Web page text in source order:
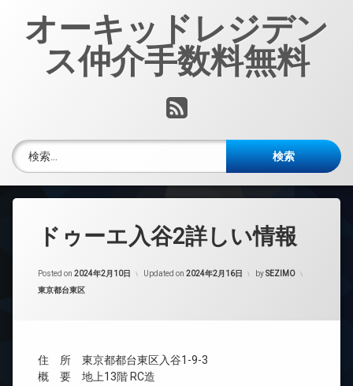
オーキッドレジデン
ス仲介手数料無料
RSS
検索:
ドゥーエ入谷2詳しい情報
Posted on 2024年2月10日 Updated on 2024年2月16日 bySEZIMO
カテゴリー:
東京都台東区
住 所 東京都都台東区入谷1-9-3
概 要 地上13階 RC造